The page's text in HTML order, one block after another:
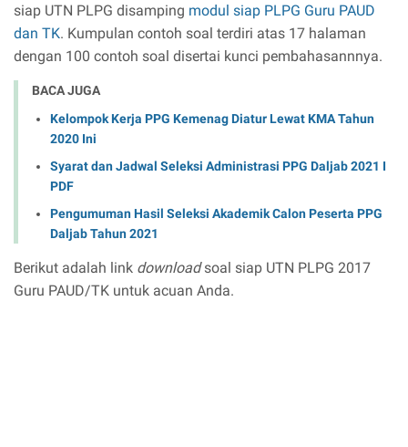
siap UTN PLPG disamping modul siap PLPG Guru PAUD
dan TK. Kumpulan contoh soal terdiri atas 17 halaman
dengan 100 contoh soal disertai kunci pembahasannnya.
BACA JUGA
Kelompok Kerja PPG Kemenag Diatur Lewat KMA Tahun
2020 Ini
Syarat dan Jadwal Seleksi Administrasi PPG Daljab 2021 I
PDF
Pengumuman Hasil Seleksi Akademik Calon Peserta PPG
Daljab Tahun 2021
Berikut adalah link downloadsoal siap UTN PLPG 2017
Guru PAUD/TK untuk acuan Anda.